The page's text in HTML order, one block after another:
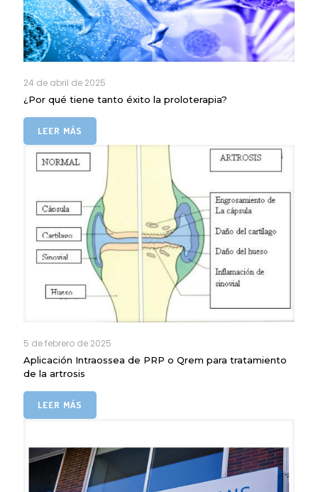
24 de abril de 2025
¿Por qué tiene tanto éxito la proloterapia?
LEER MÁS
5 de febrero de 2025
Aplicación Intraossea de PRP o Qrem para tratamiento
de la artrosis
LEER MÁS